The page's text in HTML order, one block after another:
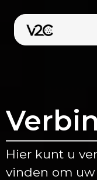
naar
inhoud
Hier kunt u
vinden om uw